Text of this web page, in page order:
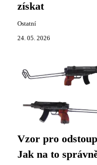
získat
Ostatní
24. 05. 2026
Vzor pro
Jak na to